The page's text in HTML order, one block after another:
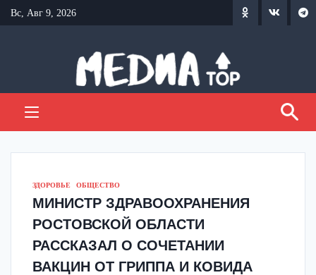
Перейти
к
Вс, Авг 9, 2026
ЗДОРОВЬЕ ОБЩЕСТВО
МИНИСТР ЗДРАВООХРАНЕНИЯ
РОСТОВСКОЙ ОБЛАСТИ
РАССКАЗАЛ О СОЧЕТАНИИ
ВАКЦИН ОТ ГРИППА И КОВИДА